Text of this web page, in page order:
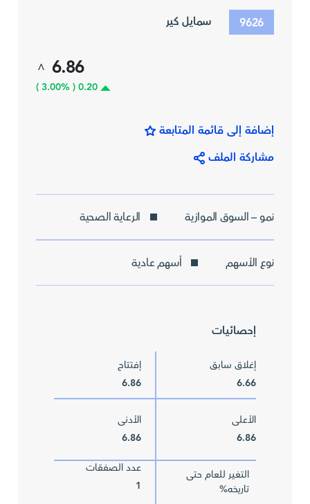
9626 سمايل كير
6.86
^
0.20 ( 3.00% )
إضافة إلى قائمة المتابعة
مشاركة الملف
نمو – السوق الموازية الرعاية الصحية
نوع الأسهم أسهم عادية
إحصائيات
إغلاق سابق
6.66
إفتتاح
6.86
الأعلى
6.86
الأدنى
6.86
التغير للعام حتى
تاريخه%
عدد الصفقات
1